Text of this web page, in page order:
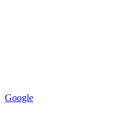
Google